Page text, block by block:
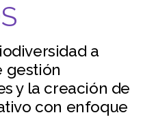
a
gestión
y la creación de
con enfoque